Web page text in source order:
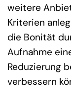
weitere
Kriterien
die Bonität
Aufnahme
Reduzierung
verbessern